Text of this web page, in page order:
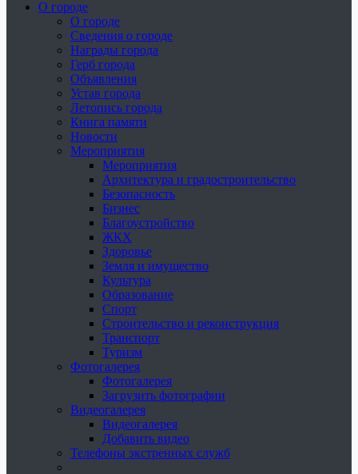
О городе
О городе
Сведения о городе
Награды города
Герб города
Объявления
Устав города
Летопись города
Книга памяти
Новости
Мероприятия
Мероприятия
Архитектура и градостроительство
Безопасность
Бизнес
Благоустройство
ЖКХ
Здоровье
Земля и имущество
Культура
Образование
Спорт
Строительство и реконструкция
Транспорт
Туризм
Фотогалерея
Фотогалерея
Загрузить фотографии
Видеогалерея
Видеогалерея
Добавить видео
Телефоны экстренных служб